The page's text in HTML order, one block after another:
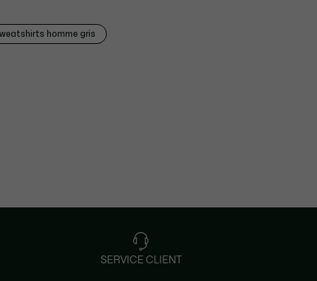
homme gris
SERVICE CLIENT